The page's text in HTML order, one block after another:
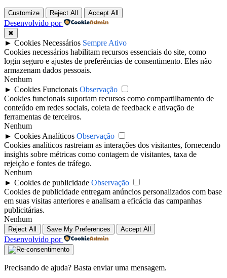
Customize Reject All Accept All
Desenvolvido por
✖
► Cookies Necessários Sempre Ativo
Cookies necessários habilitam recursos essenciais do site, como
login seguro e ajustes de preferências de consentimento. Eles não
armazenam dados pessoais.
Nenhum
► Cookies Funcionais Observação
Cookies funcionais suportam recursos como compartilhamento de
conteúdo em redes sociais, coleta de feedback e ativação de
ferramentas de terceiros.
Nenhum
► Cookies Analíticos Observação
Cookies analíticos rastreiam as interações dos visitantes, fornecendo
insights sobre métricas como contagem de visitantes, taxa de
rejeição e fontes de tráfego.
Nenhum
► Cookies de publicidade Observação
Cookies de publicidade entregam anúncios personalizados com base
em suas visitas anteriores e analisam a eficácia das campanhas
publicitárias.
Nenhum
Reject All Save My Preferences Accept All
Desenvolvido por
Precisando de ajuda? Basta enviar uma mensagem.